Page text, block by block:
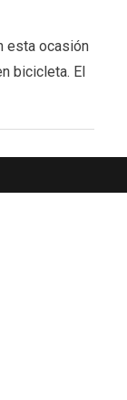
esta ocasión
bicicleta. El